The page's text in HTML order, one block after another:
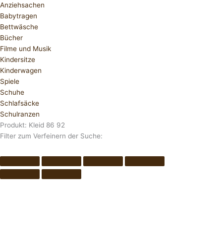
Anziehsachen
Babytragen
Bettwäsche
Bücher
Filme und Musik
Kindersitze
Kinderwagen
Spiele
Schuhe
Schlafsäcke
Schulranzen
Produkt: Kleid 86 92
Filter zum Verfeinern der Suche: